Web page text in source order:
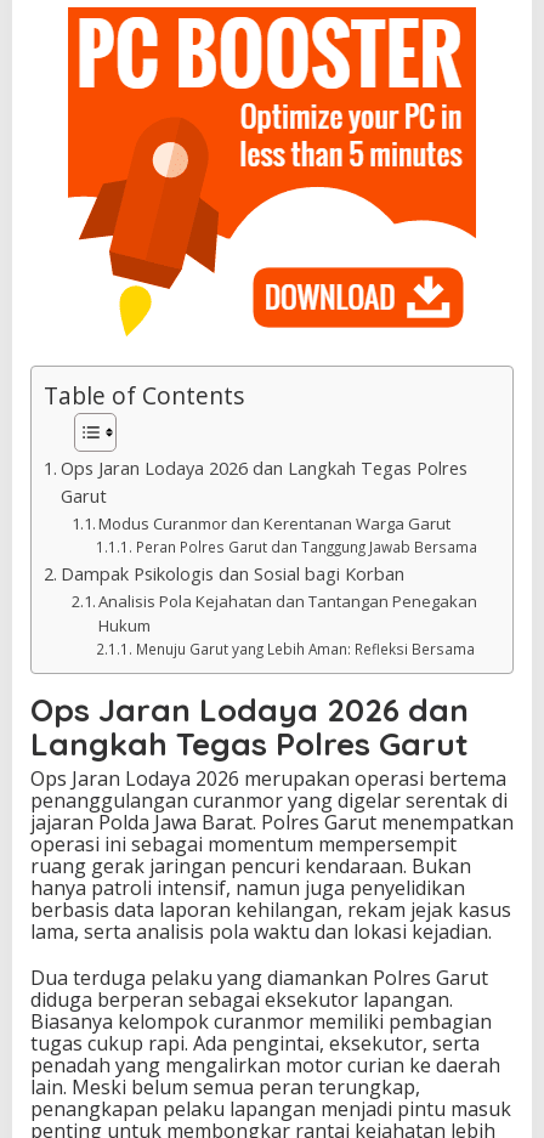
Table of Contents
Ops Jaran Lodaya 2026 dan Langkah Tegas Polres
Garut
Modus Curanmor dan Kerentanan Warga Garut
Peran Polres Garut dan Tanggung Jawab Bersama
Dampak Psikologis dan Sosial bagi Korban
Analisis Pola Kejahatan dan Tantangan Penegakan
Hukum
Menuju Garut yang Lebih Aman: Refleksi Bersama
Ops Jaran Lodaya 2026 dan
Langkah Tegas Polres Garut
Ops Jaran Lodaya 2026 merupakan operasi bertema
penanggulangan curanmor yang digelar serentak di
jajaran Polda Jawa Barat. Polres Garut menempatkan
operasi ini sebagai momentum mempersempit
ruang gerak jaringan pencuri kendaraan. Bukan
hanya patroli intensif, namun juga penyelidikan
berbasis data laporan kehilangan, rekam jejak kasus
lama, serta analisis pola waktu dan lokasi kejadian.
Dua terduga pelaku yang diamankan Polres Garut
diduga berperan sebagai eksekutor lapangan.
Biasanya kelompok curanmor memiliki pembagian
tugas cukup rapi. Ada pengintai, eksekutor, serta
penadah yang mengalirkan motor curian ke daerah
lain. Meski belum semua peran terungkap,
penangkapan pelaku lapangan menjadi pintu masuk
penting untuk membongkar rantai kejahatan lebih